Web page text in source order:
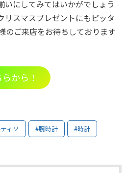
いにしてみてはいかがでしょう
リスマスプレゼントにもピッタ
のご来店をお待ちしております
から！
ィソ #腕時計 #時計